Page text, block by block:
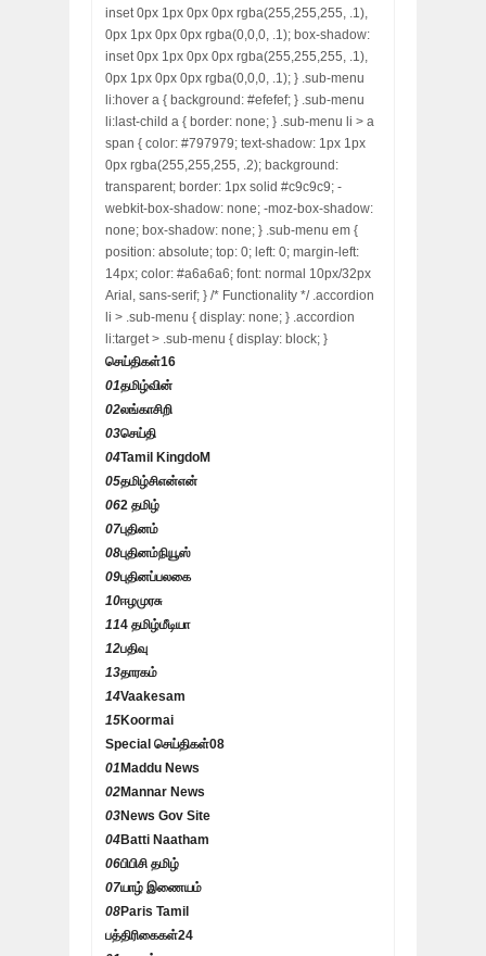
inset 0px 1px 0px 0px rgba(255,255,255, .1),
0px 1px 0px 0px rgba(0,0,0, .1); box-shadow:
inset 0px 1px 0px 0px rgba(255,255,255, .1),
0px 1px 0px 0px rgba(0,0,0, .1); } .sub-menu
li:hover a { background: #efefef; } .sub-menu
li:last-child a { border: none; } .sub-menu li > a
span { color: #797979; text-shadow: 1px 1px
0px rgba(255,255,255, .2); background:
transparent; border: 1px solid #c9c9c9; -
webkit-box-shadow: none; -moz-box-shadow:
none; box-shadow: none; } .sub-menu em {
position: absolute; top: 0; left: 0; margin-left:
14px; color: #a6a6a6; font: normal 10px/32px
Arial, sans-serif; } /* Functionality */ .accordion
li > .sub-menu { display: none; } .accordion
li:target > .sub-menu { display: block; }
செய்திகள்16
01தமிழ்வின்
02லங்காசிறி
03செய்தி
04Tamil KingdoM
05தமிழ்சிஎன்என்
062 தமிழ்
07புதினம்
08புதினம்நியூஸ்
09புதினப்பலகை
10ஈழமுரசு
114 தமிழ்மீடியா
12பதிவு
13தாரகம்
14Vaakesam
15Koormai
Special செய்திகள்08
01 Maddu News
02Mannar News
03News Gov Site
04Batti Naatham
06பிபிசி தமிழ்
07யாழ் இணையம்
08Paris Tamil
பத்திரிகைகள்24